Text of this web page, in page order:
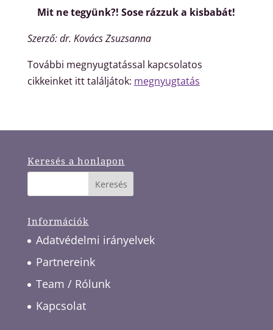
Mit ne tegyünk?! Sose rázzuk a kisbabát!
Szerző: dr. Kovács Zsuzsanna
További megnyugtatással kapcsolatos
cikkeinket itt találjátok: megnyugtatás
Keresés a honlapon
Információk
Adatvédelmi irányelvek
Partnereink
Team / Rólunk
Kapcsolat